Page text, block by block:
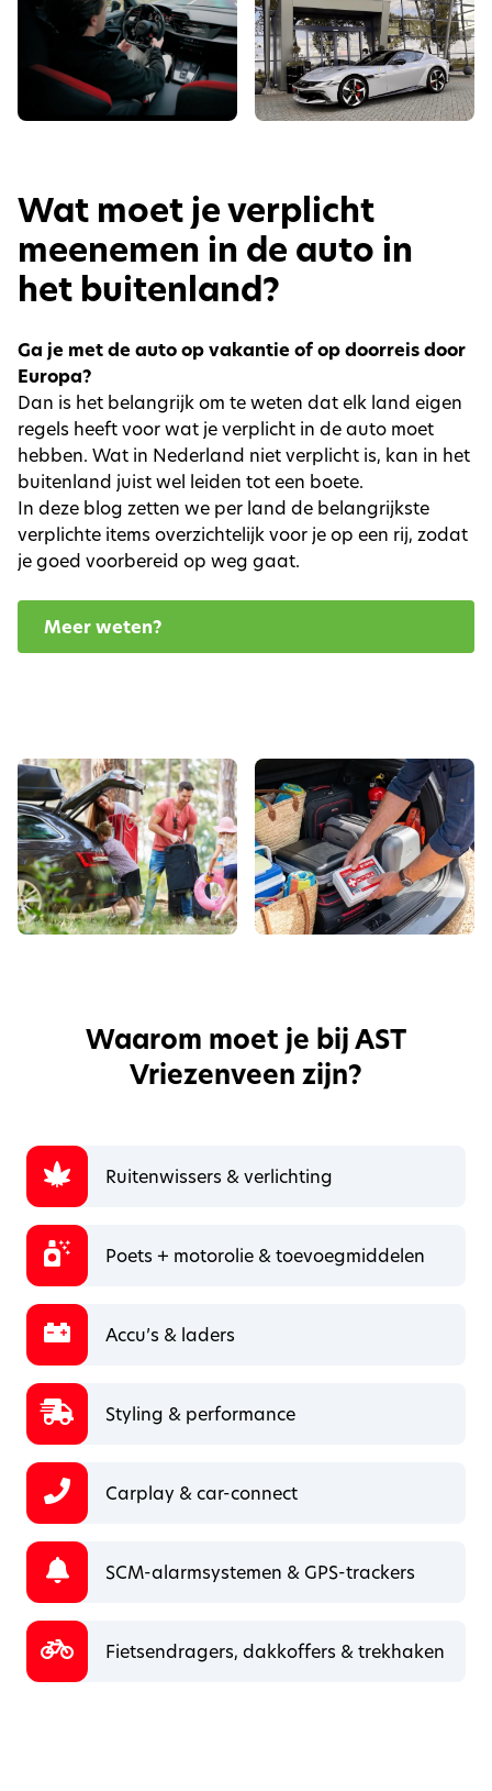
Wat moet je verplicht
meenemen in de auto in
het buitenland?
Ga je met de auto op vakantie of op doorreis door
Europa?
Dan is het belangrijk om te weten dat elk land eigen
regels heeft voor wat je verplicht in de auto moet
hebben. Wat in Nederland niet verplicht is, kan in het
buitenland juist wel leiden tot een boete.
In deze blog zetten we per land de belangrijkste
verplichte items overzichtelijk voor je op een rij, zodat
je goed voorbereid op weg gaat.
Meer weten?
Waarom moet je bij AST
Vriezenveen zijn?
Ruitenwissers & verlichting
Poets + motorolie & toevoegmiddelen
Accu’s & laders
Styling & performance
Carplay & car-connect
SCM-alarmsystemen & GPS-trackers
Fietsendragers, dakkoffers & trekhaken